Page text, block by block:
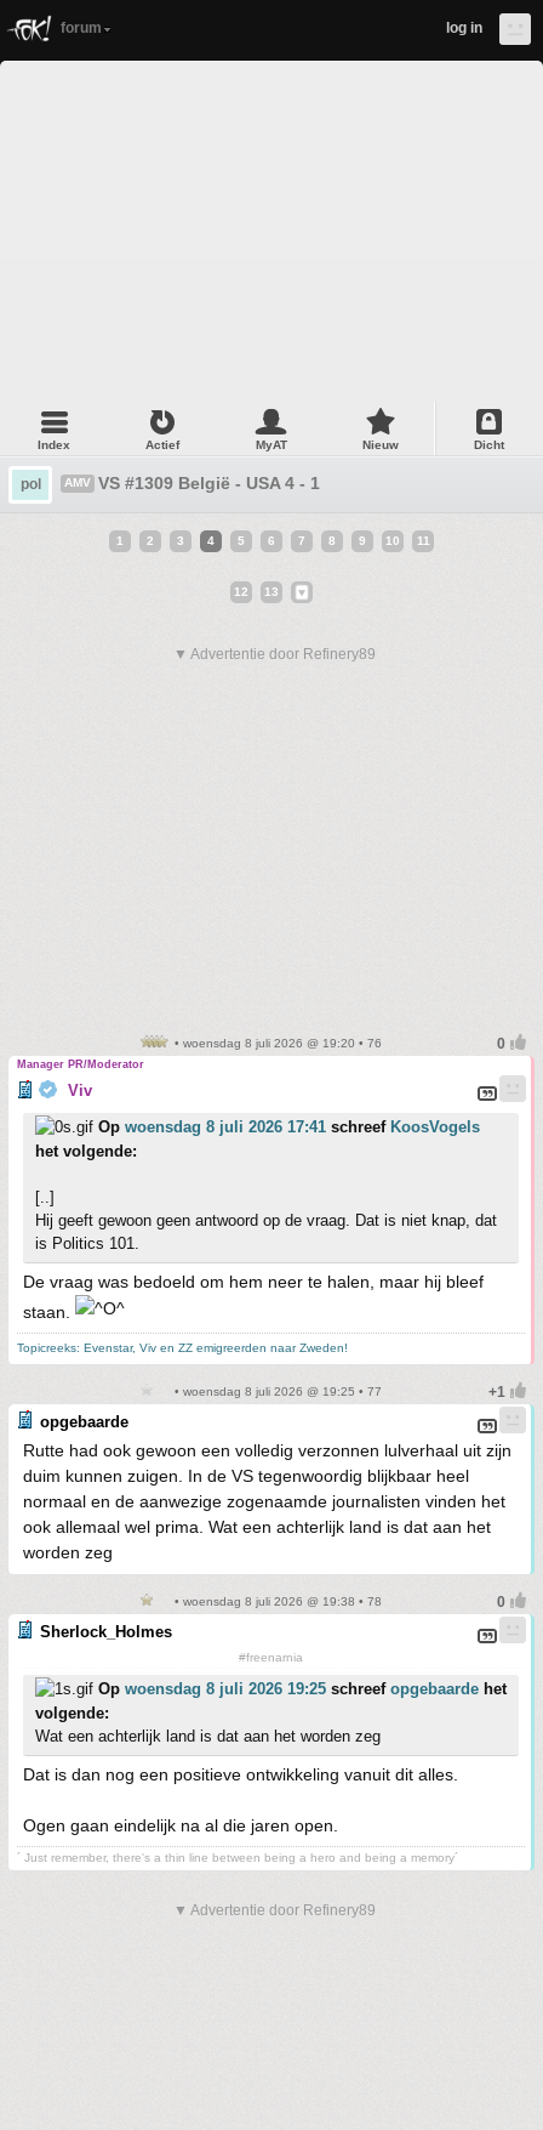
forum log in
Index Actief MyAT Nieuw Dicht
pol AMV VS #1309 België - USA 4 - 1
1 2 3 4 5 6 7 8 9 10 11
12 13
▼ Advertentie door Refinery89
• woensdag 8 juli 2026 @ 19:20 • 76
Manager PR/Moderator
Viv
Op woensdag 8 juli 2026 17:41 schreef KoosVogels
het volgende:
[..]
Hij geeft gewoon geen antwoord op de vraag. Dat is niet knap, dat
is Politics 101.
De vraag was bedoeld om hem neer te halen, maar hij bleef
staan.
Topicreeks: Evenstar, Viv en ZZ emigreerden naar Zweden!
• woensdag 8 juli 2026 @ 19:25 • 77
opgebaarde
Rutte had ook gewoon een volledig verzonnen lulverhaal uit zijn
duim kunnen zuigen. In de VS tegenwoordig blijkbaar heel
normaal en de aanwezige zogenaamde journalisten vinden het
ook allemaal wel prima. Wat een achterlijk land is dat aan het
worden zeg
• woensdag 8 juli 2026 @ 19:38 • 78
Sherlock_Holmes
#freenarnia
Op woensdag 8 juli 2026 19:25 schreef opgebaarde het
volgende:
Wat een achterlijk land is dat aan het worden zeg
Dat is dan nog een positieve ontwikkeling vanuit dit alles.
Ogen gaan eindelijk na al die jaren open.
´ Just remember, there's a thin line between being a hero and being a memory´
▼ Advertentie door Refinery89